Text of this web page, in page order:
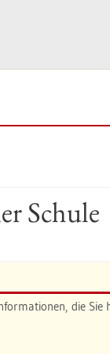
Schu­le
die